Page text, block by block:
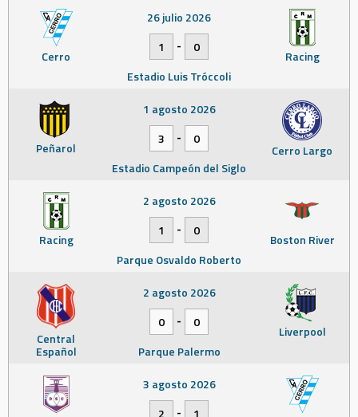
Cerro Racing
26 julio 2026
1
-
0
Estadio Luis Tróccoli
Peñarol Cerro Largo
1 agosto 2026
3
-
0
Estadio Campeón del Siglo
Racing Boston River
2 agosto 2026
1
-
0
Parque Osvaldo Roberto
Central
Español
Liverpool
2 agosto 2026
0
-
0
Parque Palermo
3 agosto 2026
2
- 1